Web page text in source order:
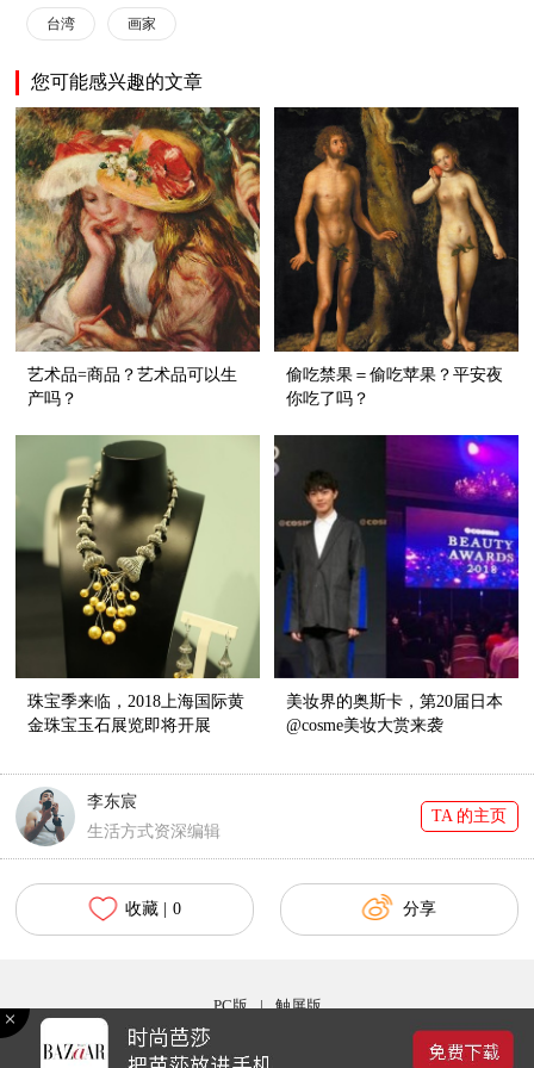
台湾 画家
您可能感兴趣的文章
艺术品=商品？艺术品可以生
产吗？
偷吃禁果＝偷吃苹果？平安夜
你吃了吗？
珠宝季来临，2018上海国际黄
金珠宝玉石展览即将开展
美妆界的奥斯卡，第20届日本
@cosme美妆大赏来袭
李东宸
生活方式资深编辑
TA 的主页
收藏 | 0 分享
PC版 | 触屏版
Copyright © 2017 bazaar.com.cn 北京时尚在线网络服务有限公司 京ICP备030044号